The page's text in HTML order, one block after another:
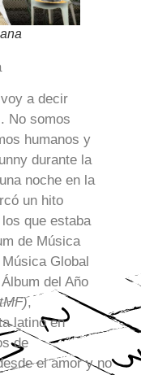
a decir
No somos
humanos y
durante la
noche en la
un hito
que estaba
de Música
Global
del Año
,
latino en
de
el amor y no